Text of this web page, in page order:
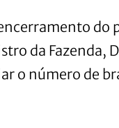
do
da Fazenda,
o número de